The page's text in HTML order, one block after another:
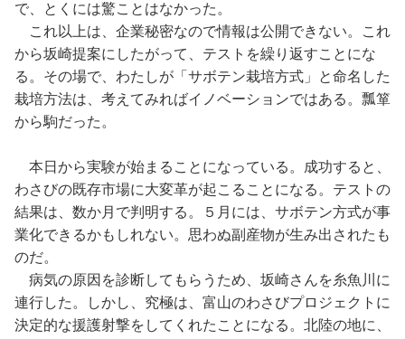
で、とくには驚ことはなかった。
これ以上は、企業秘密なので情報は公開できない。これ
から坂崎提案にしたがって、テストを繰り返すことにな
る。その場で、わたしが「サボテン栽培方式」と命名した
栽培方法は、考えてみればイノベーションではある。瓢箪
から駒だった。
本日から実験が始まることになっている。成功すると、
わさびの既存市場に大変革が起こることになる。テストの
結果は、数か月で判明する。５月には、サボテン方式が事
業化できるかもしれない。思わぬ副産物が生み出されたも
のだ。
病気の原因を診断してもらうため、坂崎さんを糸魚川に
連行した。しかし、究極は、富山のわさびプロジェクトに
決定的な援護射撃をしてくれたことになる。北陸の地に、